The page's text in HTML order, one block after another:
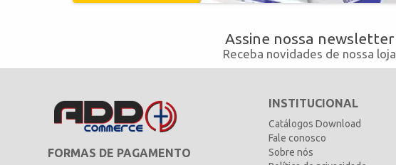
Assine nossa newsletter
Receba novidades de nossa loja
FORMAS DE PAGAMENTO
INSTITUCIONAL
Catálogos Download
Fale conosco
Sobre nós